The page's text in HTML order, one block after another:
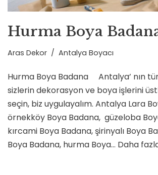
Hurma Boya
Aras Dekor Antalya Boyacı
Hurma Boya Badana Antalya’ nın
sizlerin dekorasyon ve boya işlerini
seçin, biz uygulayalım. Antalya Lara
örnekköy Boya Badana, güzeloba
kırcami Boya Badana, şirinyalı Boya
Boya Badana, hurma Boya… Daha